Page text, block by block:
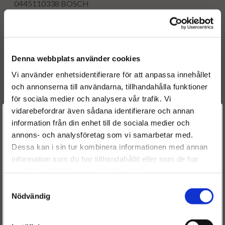
Denna webbplats använder cookies
Vi använder enhetsidentifierare för att anpassa innehållet
och annonserna till användarna, tillhandahålla funktioner
för sociala medier och analysera vår trafik. Vi
vidarebefordrar även sådana identifierare och annan
information från din enhet till de sociala medier och
annons- och analysföretag som vi samarbetar med.
Dessa kan i sin tur kombinera informationen med annan
information som du har tillhandahållit eller som de har
Nödvändig
0445110338 BOSCH
0445110635BOSCH
0986435205BOSCH
0986435234BOSCH
0986435260BOSCH
OE numbers
44 20 518
93168212
74 85 121 807
82 00 912 052
95521529
4420518
Välkommen till
Dieselspecialisten.se
För att förbättra din upplevelse på vår hemsida ber vi dig
välja vilken kategori du tillhör